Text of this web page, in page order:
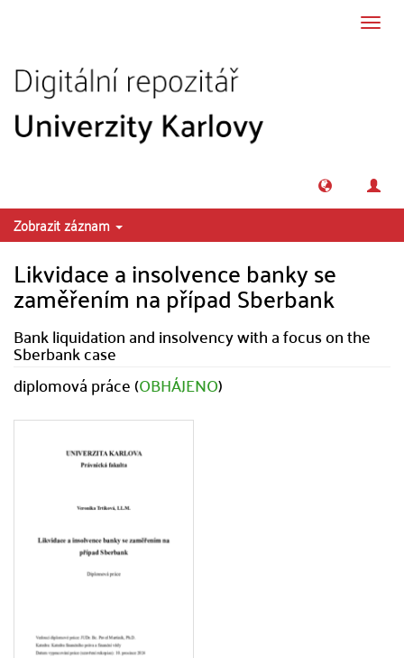
Zobrazit záznam
Likvidace a insolvence banky se
zaměřením na případ Sberbank
Bank liquidation and insolvency with a focus on the
Sberbank case
diplomová práce (OBHÁJENO)